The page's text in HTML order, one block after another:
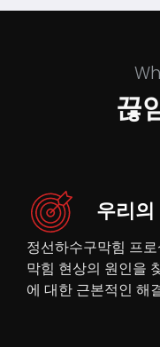
끊
우리
정선하수구막힘 프
막힘 현상의 원인을
에 대한 근본적인 해